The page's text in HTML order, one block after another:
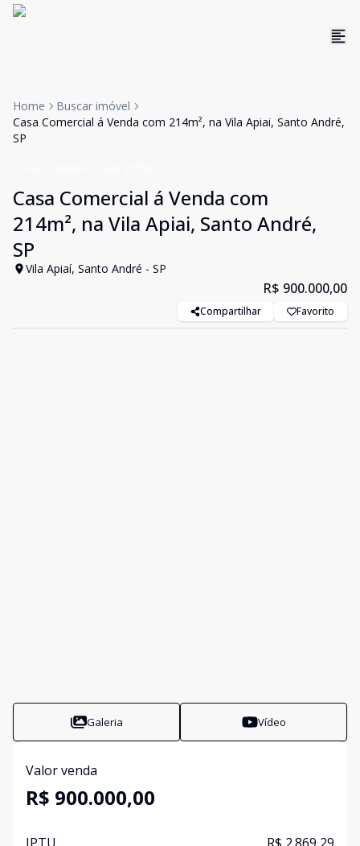
Home
Buscar imóvel
Casa Comercial á Venda com 214m², na Vila Apiai, Santo André,
SP
Casa Comercial á Venda com
214m², na Vila Apiai, Santo André,
SP
Vila Apiaí, Santo André - SP
R$ 900.000,00
Compartilhar Favorito
Galeria Vídeo
Valor venda
R$ 900.000,00